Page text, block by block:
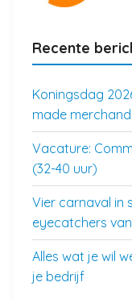
Recente
Koningsdag
made
Vacature:
(32-40 uur)
Vier carnaval in
eyecatchers
Alles wat je wil
je bedrijf